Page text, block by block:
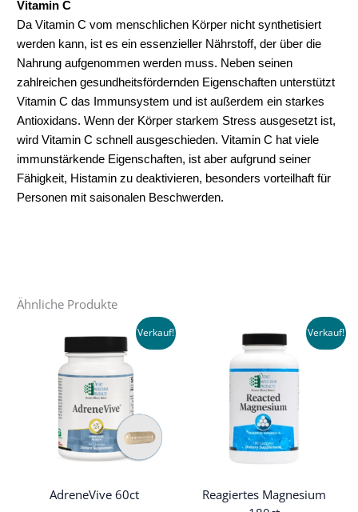
Vitamin C
Da Vitamin C vom menschlichen Körper nicht synthetisiert
werden kann, ist es ein essenzieller Nährstoff, der über die
Nahrung aufgenommen werden muss. Neben seinen
zahlreichen gesundheitsfördernden Eigenschaften unterstützt
Vitamin C das Immunsystem und ist außerdem ein starkes
Antioxidans. Wenn der Körper starkem Stress ausgesetzt ist,
wird Vitamin C schnell ausgeschieden. Vitamin C hat viele
immunstärkende Eigenschaften, ist aber aufgrund seiner
Fähigkeit, Histamin zu deaktivieren, besonders vorteilhaft für
Personen mit saisonalen Beschwerden.
Ähnliche Produkte
Verkauf!
AdreneVive 60ct
Verkauf!
Reagiertes Magnesium